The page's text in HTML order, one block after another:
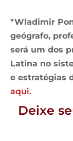
*Wladimir
geógrafo,
será um dos
Latina no
e estratégias
aqui.
Deixe